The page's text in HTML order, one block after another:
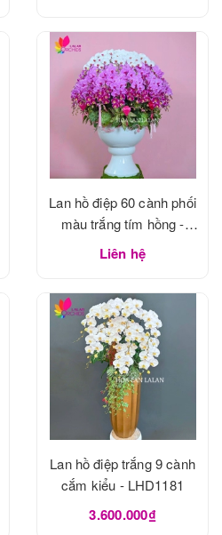
Lan hồ điệp 60 cành phối
màu trắng tím hồng -
LHD1183
Liên hệ
Lan hồ điệp trắng 9 cành
cắm kiểu - LHD1181
3.600.000₫